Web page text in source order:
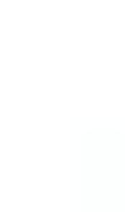
hay nghiền thực
mẫu máy được
bén và khả năng